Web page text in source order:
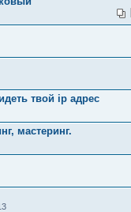
твой ip адрес
мастеринг.